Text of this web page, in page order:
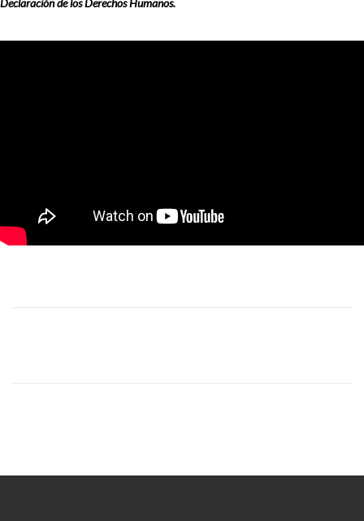
Declaración de los Derechos Humanos.